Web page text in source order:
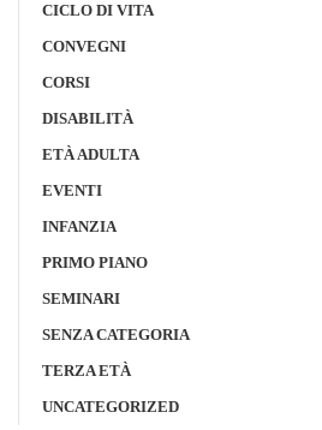
CICLO DI VITA
CONVEGNI
CORSI
DISABILITÀ
ETÀ ADULTA
EVENTI
INFANZIA
PRIMO PIANO
SEMINARI
SENZA CATEGORIA
TERZA ETÀ
UNCATEGORIZED